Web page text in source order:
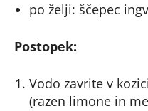
po želji: ščepec
Postopek:
Vodo zavrite v
(razen limone in